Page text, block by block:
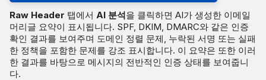
Raw Header 탭에서 AI 분석을 클릭하면 AI가 생성한 이메일
머리글 요약이 표시됩니다. SPF, DKIM, DMARC와 같은 인증
확인 결과를 보여주며 도메인 정렬 문제, 누락된 서명 또는 실패
한 정책을 포함한 문제를 강조 표시합니다. 이 요약은 또한 이러
한 결과를 바탕으로 메시지의 전반적인 인증 상태를 보여줍니
다.